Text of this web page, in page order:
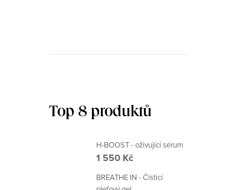
l
Top 8 produktů
H-BOOST - oživující sérum
1 550 Kč
BREATHE IN - Čisticí